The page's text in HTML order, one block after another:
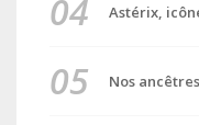
Astérix,
Nos